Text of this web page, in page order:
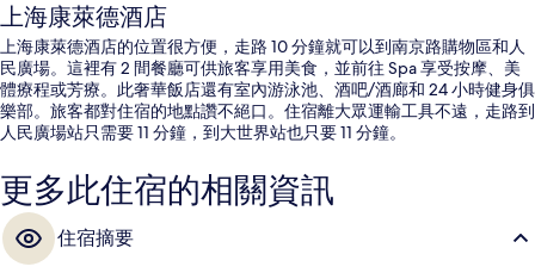
上海康萊德酒店
上海康萊德酒店的位置很方便，走路 10 分鐘就可以到南京路購物區和人
民廣場。這裡有 2 間餐廳可供旅客享用美食，並前往 Spa 享受按摩、美
體療程或芳療。此奢華飯店還有室內游泳池、酒吧/酒廊和 24 小時健身俱
樂部。旅客都對住宿的地點讚不絕口。住宿離大眾運輸工具不遠，走路到
人民廣場站只需要 11 分鐘，到大世界站也只要 11 分鐘。
更多此住宿的相關資訊
住宿摘要